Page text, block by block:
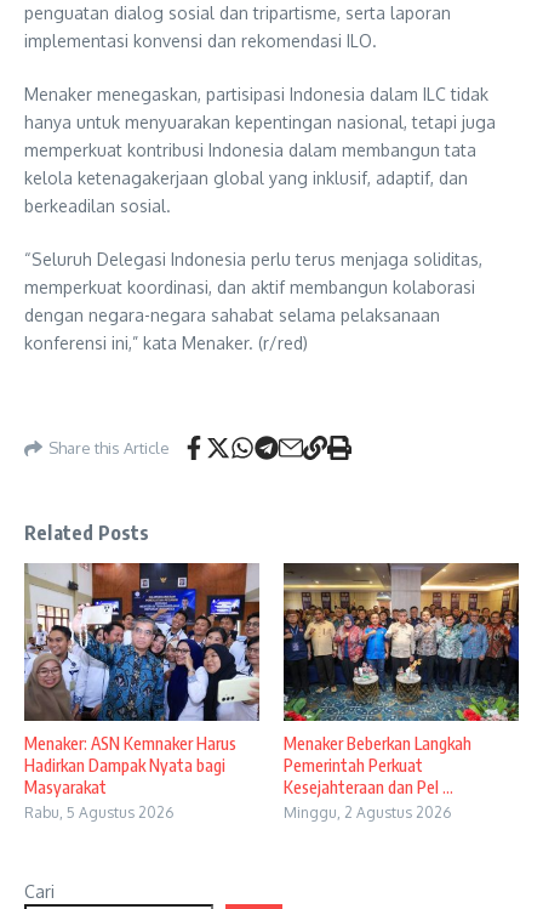
penguatan dialog sosial dan tripartisme, serta laporan
implementasi konvensi dan rekomendasi ILO.
Menaker menegaskan, partisipasi Indonesia dalam ILC tidak
hanya untuk menyuarakan kepentingan nasional, tetapi juga
memperkuat kontribusi Indonesia dalam membangun tata
kelola ketenagakerjaan global yang inklusif, adaptif, dan
berkeadilan sosial.
“Seluruh Delegasi Indonesia perlu terus menjaga soliditas,
memperkuat koordinasi, dan aktif membangun kolaborasi
dengan negara-negara sahabat selama pelaksanaan
konferensi ini,” kata Menaker. (r/red)
Share this Article
Related Posts
Menaker: ASN Kemnaker Harus
Hadirkan Dampak Nyata bagi
Masyarakat
Rabu, 5 Agustus 2026
Menaker Beberkan Langkah
Pemerintah Perkuat
Kesejahteraan dan Pel ...
Minggu, 2 Agustus 2026
Cari